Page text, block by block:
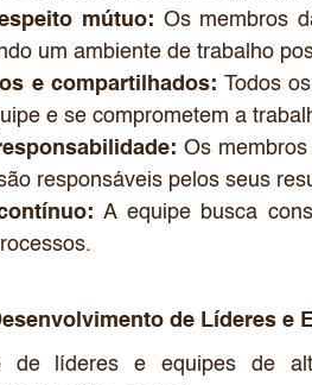
mútuo: Os membros
um ambiente de trabalho
e compartilhados: Todos
e se comprometem a
Os
responsáveis pelos seus
A equipe busca
de Líderes e
de líderes e equipes de